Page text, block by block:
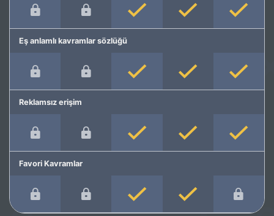
Eş anlamlı kavramlar sözlüğü
Reklamsız erişim
Favori Kavramlar